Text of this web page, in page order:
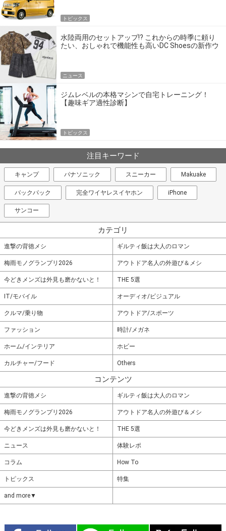
トピックス
水陸両用のセットアップ!? これからの時季に頼り
たい、おしゃれで機能性も高いDC Shoesの新作ウ
ニュース
ジムレベルの本格マシンで自宅トレーニング！
【趣味ギア適性診断】
トピックス
注目キーワード
キャンプ パナソニック スニーカー Makuake
バックパック 完全ワイヤレスイヤホン iPhone
サンコー
カテゴリ
進撃の背徳メシ ギルティ飯は大人のロマン
梅雨モノグランプリ2026 アウトドア名人の外遊び＆メシ
今どきメンズは外見も磨かないと！ THE 5選
IT/モバイル オーディオ/ビジュアル
クルマ/乗り物 アウトドア/スポーツ
ファッション 時計/メガネ
ホーム/インテリア ホビー
カルチャー/フード Others
コンテンツ
進撃の背徳メシ ギルティ飯は大人のロマン
梅雨モノグランプリ2026 アウトドア名人の外遊び＆メシ
今どきメンズは外見も磨かないと！ THE 5選
ニュース 体験レポ
コラム How To
トピックス 特集
and more▼